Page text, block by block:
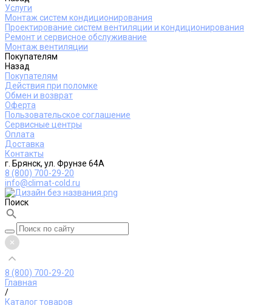
Услуги
Монтаж систем кондиционирования
Проектирование систем вентиляции и кондиционирования
Ремонт и сервисное обслуживание
Монтаж вентиляции
Покупателям
Назад
Покупателям
Действия при поломке
Обмен и возврат
Оферта
Пользовательское соглашение
Сервисные центры
Оплата
Доставка
Контакты
г. Брянск, ул. Фрунзе 64А
8 (800) 700-29-20
info@climat-cold.ru
Поиск
8 (800) 700-29-20
Главная
/
Каталог товаров